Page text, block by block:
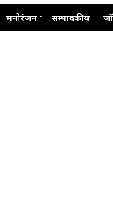
मनोरंजन सम्पादकीय